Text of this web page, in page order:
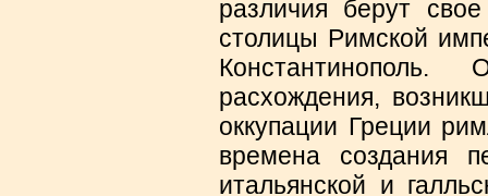
различия берут
столицы Римской
расхождения,
оккупации Греции
времена создания
итальянской и